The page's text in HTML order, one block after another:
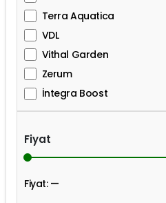
Terra Aquatica
VDL
Vithal Garden
Zerum
İntegra Boost
Fiyat
Fiyat: —